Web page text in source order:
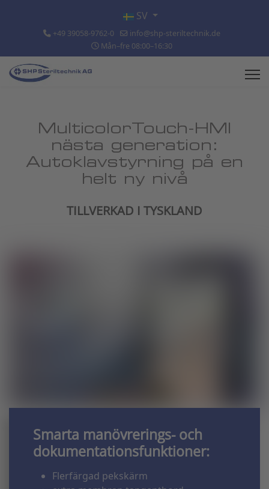
Välj ditt språk
SV
+49 39058-9762-0
info@shp-steriltechnik.de
Mån–fre 08:00–16:30
MulticolorTouch-HMI
nästa generation:
Autoklavstyrning på en
helt ny nivå
TILLVERKAD I TYSKLAND
Smarta manövrerings- och
dokumentationsfunktioner:
Flerfärgad pekskärm